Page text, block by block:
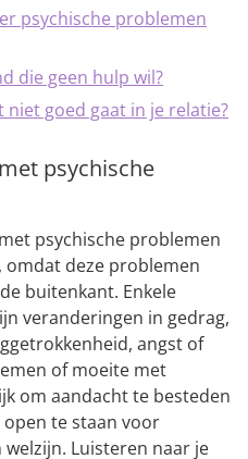
psychische problemen
die geen hulp wil?
goed gaat in je relatie?
psychische
psychische problemen
omdat deze problemen
buitenkant. Enkele
veranderingen in gedrag,
angst of
of moeite met
om aandacht te besteden
te staan voor
Luisteren naar je